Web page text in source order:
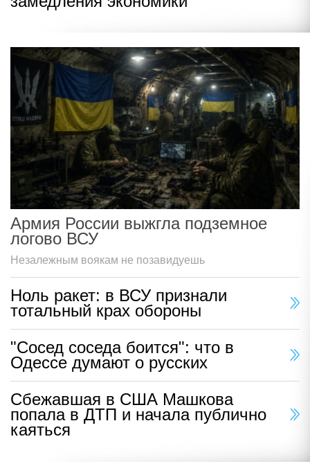
Армия России выжгла подземное
логово ВСУ
Незалежным воякам не позавидуешь
Ноль ракет: в ВСУ признали
тотальный крах обороны
"Сосед соседа боится": что в
Одессе думают о русских
Сбежавшая в США Машкова
попала в ДТП и начала публично
каяться